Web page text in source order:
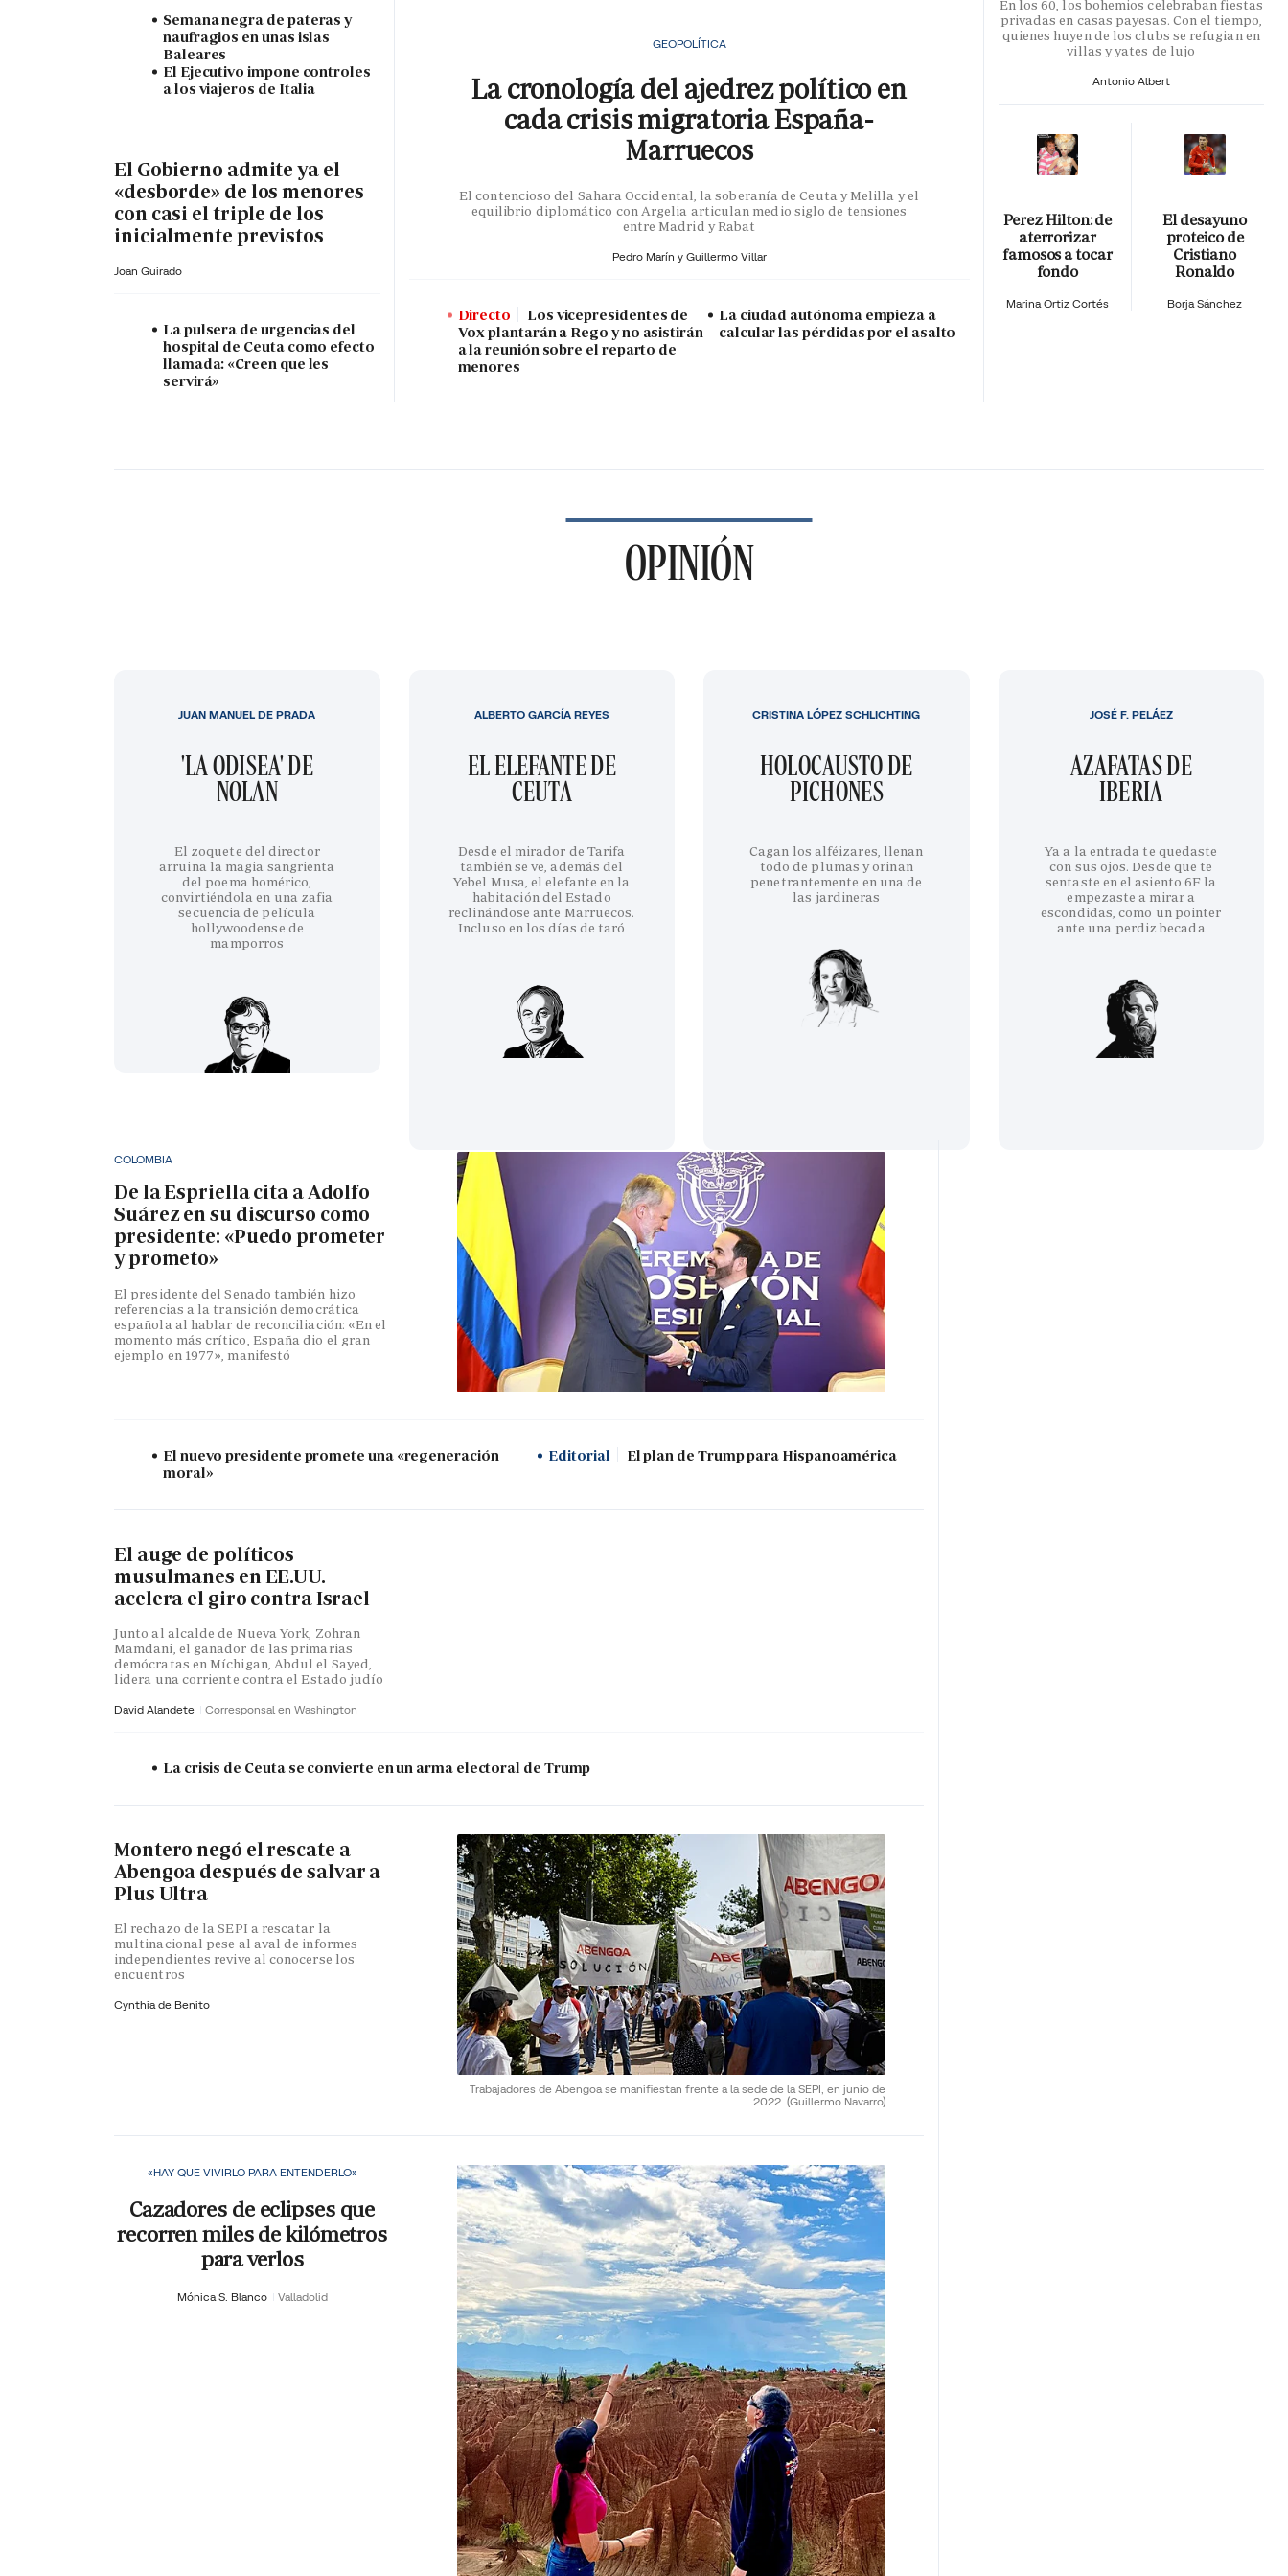
Semana negra de pateras y
naufragios en unas islas
Baleares
El Ejecutivo impone controles
a los viajeros de Italia
El Gobierno admite ya el
«desborde» de los menores
con casi el triple de los
inicialmente previstos
Joan Guirado
La pulsera de urgencias del
hospital de Ceuta como efecto
llamada: «Creen que les
servirá»
GEOPOLÍTICA
La cronología del ajedrez político en
cada crisis migratoria España-
Marruecos
El contencioso del Sahara Occidental, la soberanía de Ceuta y Melilla y el
equilibrio diplomático con Argelia articulan medio siglo de tensiones
entre Madrid y Rabat
Pedro Marín y Guillermo Villar
Directo
Los vicepresidentes de
Vox plantarán a Rego y no asistirán
a la reunión sobre el reparto de
menores
La ciudad autónoma empieza a
calcular las pérdidas por el asalto
En los 60, los bohemios celebraban fiestas
privadas en casas payesas. Con el tiempo,
quienes huyen de los clubs se refugian en
villas y yates de lujo
Antonio Albert
Perez Hilton: de
aterrorizar
famosos a tocar
fondo
Marina Ortiz Cortés
El desayuno
proteico de
Cristiano
Ronaldo
Borja Sánchez
OPINIÓN
'LA ODISEA' DE
NOLAN
El zoquete del director
arruina la magia sangrienta
del poema homérico,
convirtiéndola en una zafia
secuencia de película
hollywoodense de
mamporros
JUAN MANUEL DE PRADA
EL ELEFANTE DE
CEUTA
Desde el mirador de Tarifa
también se ve, además del
Yebel Musa, el elefante en la
habitación del Estado
reclinándose ante Marruecos.
Incluso en los días de taró
ALBERTO GARCÍA REYES
HOLOCAUSTO DE
PICHONES
Cagan los alféizares, llenan
todo de plumas y orinan
penetrantemente en una de
las jardineras
CRISTINA LÓPEZ SCHLICHTING
AZAFATAS DE
IBERIA
Ya a la entrada te quedaste
con sus ojos. Desde que te
sentaste en el asiento 6F la
empezaste a mirar a
escondidas, como un pointer
ante una perdiz becada
JOSÉ F. PELÁEZ
COLOMBIA
De la Espriella cita a Adolfo
Suárez en su discurso como
presidente: «Puedo prometer
y prometo»
El presidente del Senado también hizo
referencias a la transición democrática
española al hablar de reconciliación: «En el
momento más crítico, España dio el gran
ejemplo en 1977», manifestó
El nuevo presidente promete una «regeneración
moral»
Editorial El plan de Trump para Hispanoamérica
El auge de políticos
musulmanes en EE.UU.
acelera el giro contra Israel
Junto al alcalde de Nueva York, Zohran
Mamdani, el ganador de las primarias
demócratas en Míchigan, Abdul el Sayed,
lidera una corriente contra el Estado judío
David Alandete Corresponsal en Washington
La crisis de Ceuta se convierte en un arma electoral de Trump
Trabajadores de Abengoa se manifiestan frente a la sede de la SEPI, en junio de
2022. (Guillermo Navarro)
Montero negó el rescate a
Abengoa después de salvar a
Plus Ultra
El rechazo de la SEPI a rescatar la
multinacional pese al aval de informes
independientes revive al conocerse los
encuentros
Cynthia de Benito
«HAY QUE VIVIRLO PARA ENTENDERLO»
Cazadores de eclipses que
recorren miles de kilómetros
para verlos
Mónica S. Blanco Valladolid